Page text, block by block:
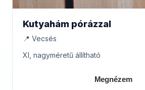
Kutyahám pórázzal
📍 Vecsés
Xl, nagyméretű állítható
Megnézem